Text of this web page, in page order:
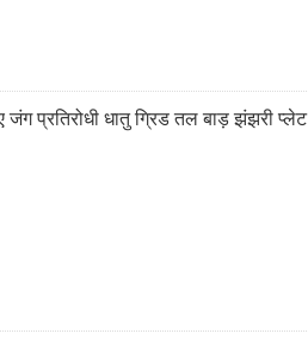
जंग प्रतिरोधी धातु ग्रिड तल बाड़ झंझरी प्लेट